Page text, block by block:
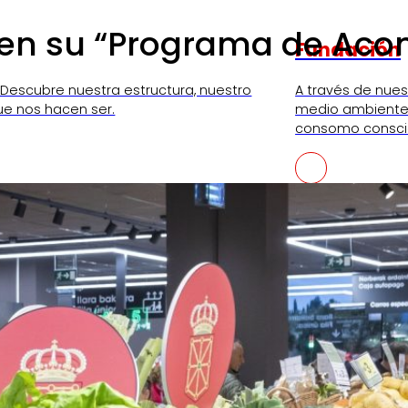
nuestra estructura, nuestro
nos hacen ser.
Fundación
A través de
medio
consomo
su “Programa de